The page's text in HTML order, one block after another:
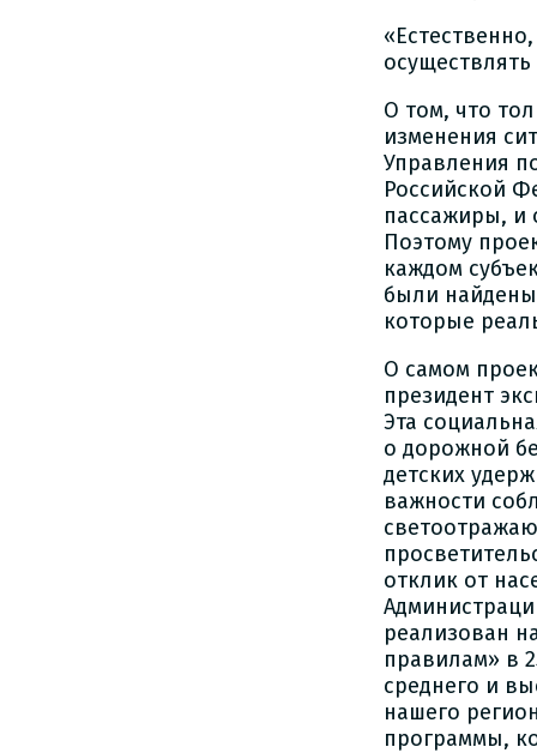
О том, что
изменения
Управления
Российской
пассажиры, и
Поэтому
каждом
были
которые
О самом
президент
Эта
о дорожной
детских
важности
отклик от
реализован
правилам» в
среднего и
нашего
программы,